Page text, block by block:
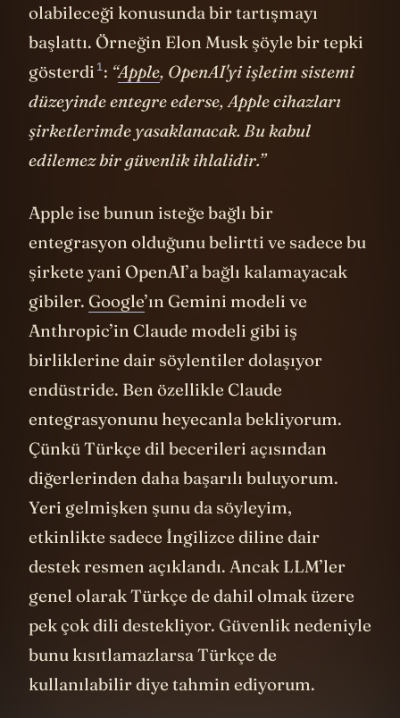
olabileceği konusunda bir tartışmayı
başlattı. Örneğin Elon Musk şöyle bir tepki
gösterdi 1: “Apple, OpenAI'yi işletim sistemi
düzeyinde entegre ederse, Apple cihazları
şirketlerimde yasaklanacak. Bu kabul
edilemez bir güvenlik ihlalidir.”
Apple ise bunun isteğe bağlı bir
entegrasyon olduğunu belirtti ve sadece bu
şirkete yani OpenAI’a bağlı kalamayacak
gibiler. Google’ın Gemini modeli ve
Anthropic’in Claude modeli gibi iş
birliklerine dair söylentiler dolaşıyor
endüstride. Ben özellikle Claude
entegrasyonunu heyecanla bekliyorum.
Çünkü Türkçe dil becerileri açısından
diğerlerinden daha başarılı buluyorum.
Yeri gelmişken şunu da söyleyim,
etkinlikte sadece İngilizce diline dair
destek resmen açıklandı. Ancak LLM’ler
genel olarak Türkçe de dahil olmak üzere
pek çok dili destekliyor. Güvenlik nedeniyle
bunu kısıtlamazlarsa Türkçe de
kullanılabilir diye tahmin ediyorum.